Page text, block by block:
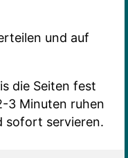
und auf
die Seiten fest
3 Minuten ruhen
sofort servieren.